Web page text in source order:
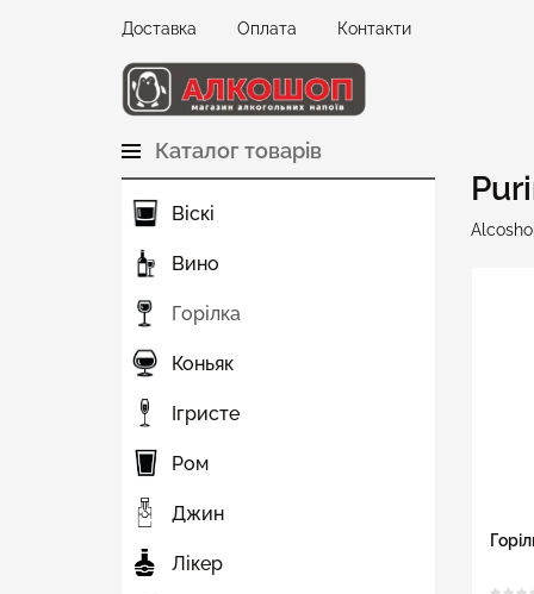
Доставка Оплата Контакти
Каталог товарів
Віскі
Вино
Горілка
Коньяк
Ігристе
Ром
Джин
Лікер